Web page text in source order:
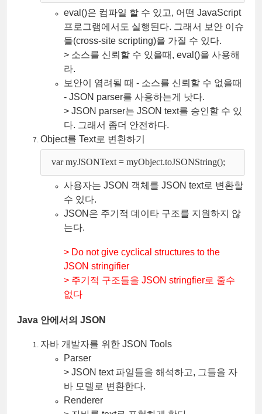
eval()은 컴파일 할 수 있고, 어떤 JavaScript
프로그램에서도 실행된다. 그래서 보안 이슈
들(cross-site scripting)을 가질 수 있다.
> 소스를 신뢰할 수 있을때, eval()을 사용해
라.
보안이 염려될 때 - 소스를 신뢰할 수 없을때
- JSON parser를 사용하는게 낫다.
> JSON parser는 JSON text를 승인할 수 있
다. 그래서 좀더 안전하다.
Object를 Text로 변환하기
  var myJSONText = myObject.toJSONString();
사용자는 JSON 객체를 JSON text로 변환할
수 있다.
JSON은 주기적 데이타 구조를 지원하지 않
는다.
> Do not give cyclical structures to the
JSON stringifier
> 주기적 구조들을 JSON stringfier로 줄수
없다
Java 안에서의 JSON
자바 개발자를 위한 JSON Tools
Parser
> JSON text 파일들을 해석하고, 그들을 자
바 모델로 변환한다.
Renderer